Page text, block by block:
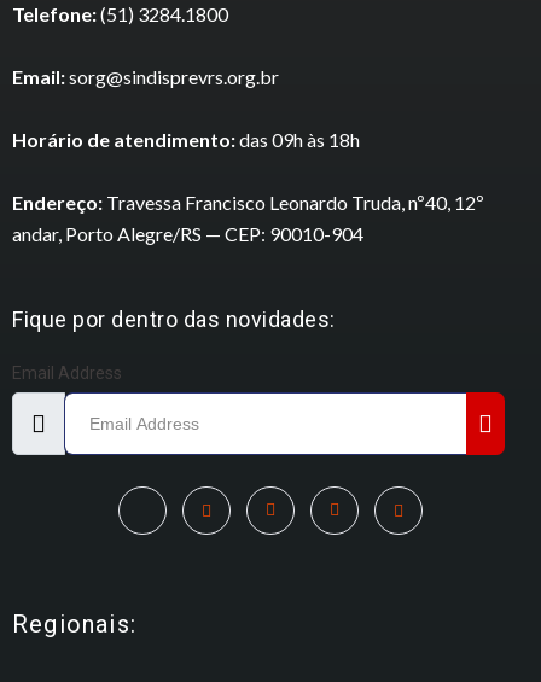
Telefone:(51) 3284.1800
Email:sorg@sindisprevrs.org.br
Horário de atendimento:das 09h às 18h
Endereço: Travessa Francisco Leonardo Truda, nº40, 12º
andar, Porto Alegre/RS — CEP: 90010-904
Fique por dentro das novidades:
Email Address
Regionais: